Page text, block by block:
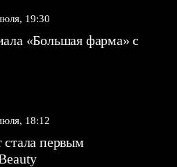
19:30
«Большая фарма» с
18:12
стала первым